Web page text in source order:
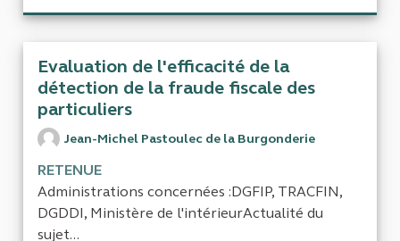
Evaluation de l'efficacité de la
détection de la fraude fiscale des
particuliers
Jean-Michel Pastoulec de la Burgonderie
RETENUE
Administrations concernées :DGFIP, TRACFIN,
DGDDI, Ministère de l'intérieurActualité du
sujet...